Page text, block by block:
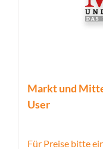
Markt und
User
Für Preise bitte